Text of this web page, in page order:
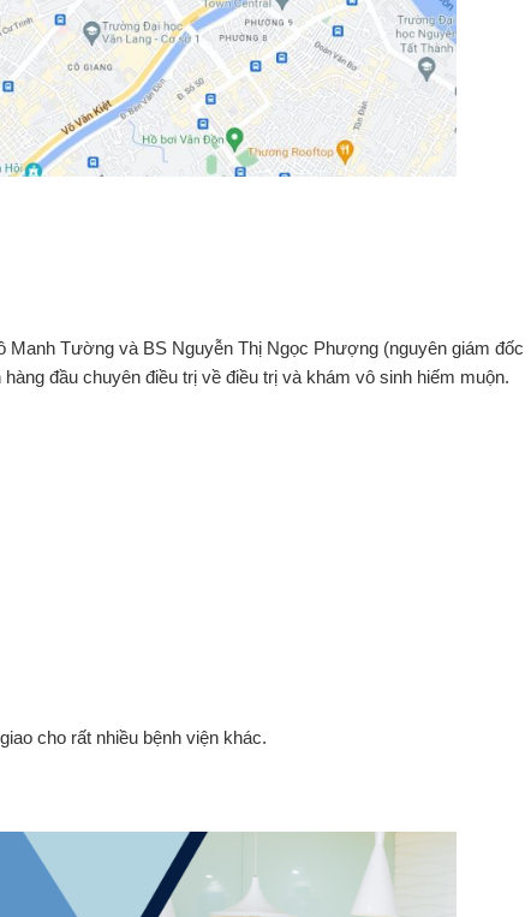
Manh Tường và BS Nguyễn Thị Ngọc Phượng (nguyên giám đốc
đầu chuyên điều trị về điều trị và khám vô sinh hiếm muộn.
cho rất nhiều bệnh viện khác.